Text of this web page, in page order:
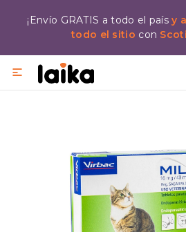
¡Envío GRATIS a todo el paísy
todo el sitio con
